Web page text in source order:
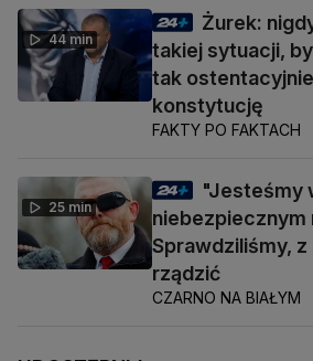
44 min
Żurek:
takiej sytuacji,
tak ostentacyjnie
konstytucję
FAKTY PO FAKTACH
25 min
"Jesteśmy
niebezpiecznym
Sprawdziliśmy,
rządzić
CZARNO NA BIAŁYM